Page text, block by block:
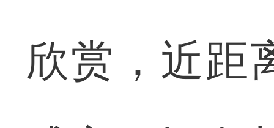
欣赏，近距